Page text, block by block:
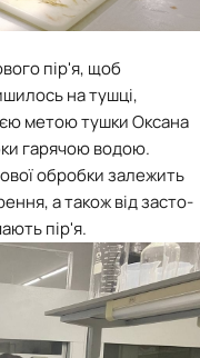
пір'я, щоб
на тушці,
метою тушкиОксана
гарячою водою.
обробки залежить
а також від засто­
пір'я.